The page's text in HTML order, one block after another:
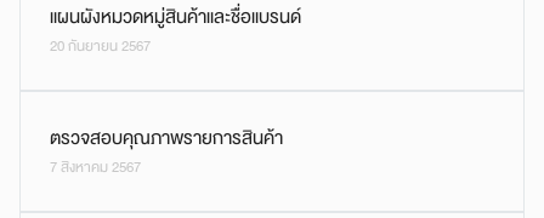
แผนผังหมวดหมู่สินค้าและชื่อแบรนด์
20 กันยายน 2567
ตรวจสอบคุณภาพรายการสินค้า
7 สิงหาคม 2567